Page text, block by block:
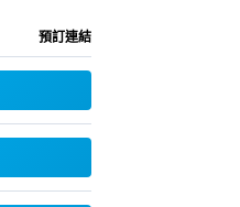
預訂連結